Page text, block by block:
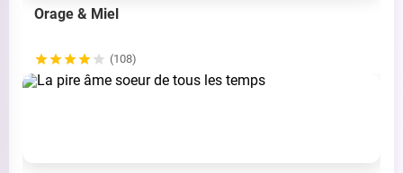
Orage & Miel
(108)